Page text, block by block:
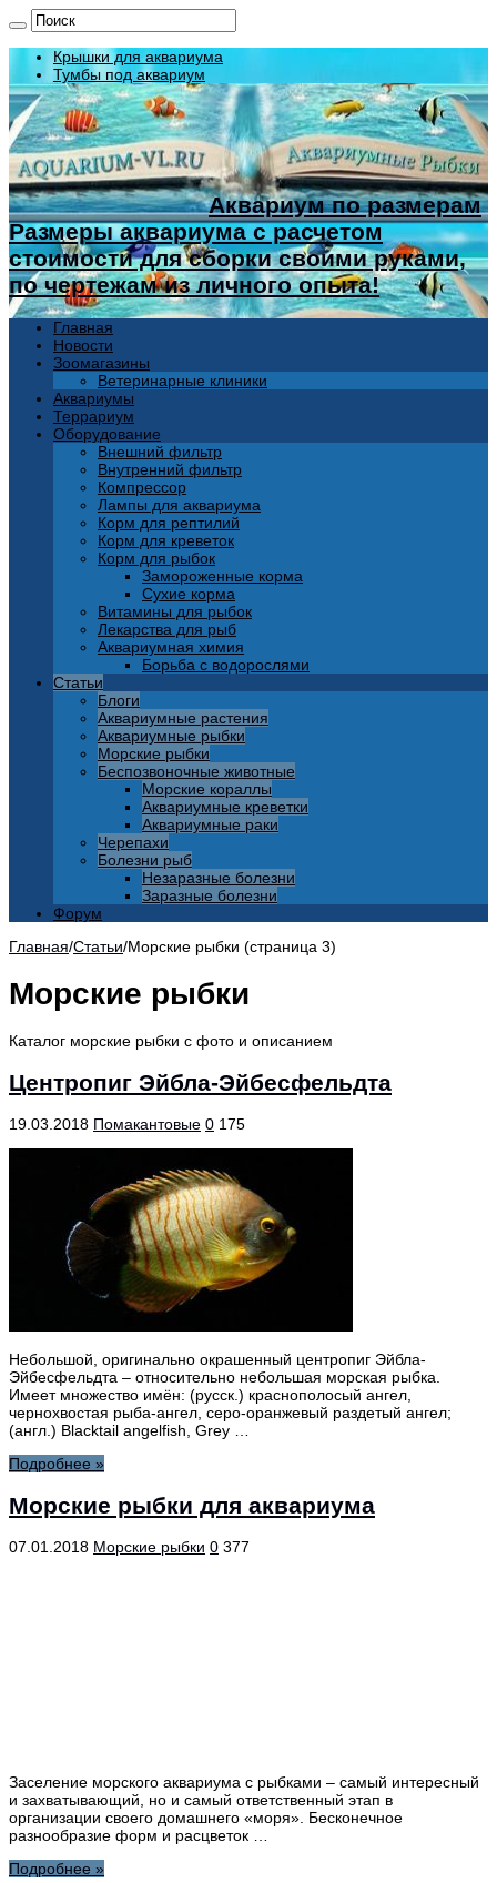
Крышки для аквариума
Тумбы под аквариум
Аквариум по размерам
Размеры аквариума с расчетом
стоимости для сборки своими руками,
по чертежам из личного опыта!
Главная
Новости
Зоомагазины
Ветеринарные клиники
Аквариумы
Террариум
Оборудование
Внешний фильтр
Внутренний фильтр
Компрессор
Лампы для аквариума
Корм для рептилий
Корм для креветок
Корм для рыбок
Замороженные корма
Сухие корма
Витамины для рыбок
Лекарства для рыб
Аквариумная химия
Борьба с водорослями
Статьи
Блоги
Аквариумные растения
Аквариумные рыбки
Морские рыбки
Беспозвоночные животные
Морские кораллы
Аквариумные креветки
Аквариумные раки
Черепахи
Болезни рыб
Незаразные болезни
Заразные болезни
Форум
Главная/Статьи/Морские рыбки (страница 3)
Морские рыбки
Каталог морские рыбки с фото и описанием
Центропиг Эйбла-Эйбесфельдта
19.03.2018 Помакантовые 0 175
Небольшой, оригинально окрашенный центропиг Эйбла-
Эйбесфельдта – относительно небольшая морская рыбка.
Имеет множество имён: (русск.) краснополосый ангел,
чернохвостая рыба-ангел, серо-оранжевый раздетый ангел;
(англ.) Blacktail angelfish, Grey …
Подробнее »
Морские рыбки для аквариума
07.01.2018 Морские рыбки 0 377
Заселение морского аквариума с рыбками – самый интересный
и захватывающий, но и самый ответственный этап в
организации своего домашнего «моря». Бесконечное
разнообразие форм и расцветок …
Подробнее »